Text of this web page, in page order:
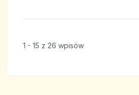
1 - 15 z 26 wpisów